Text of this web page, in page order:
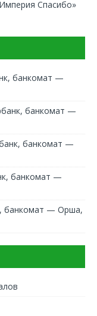
Спасибо»
банкомат —
банкомат —
банкомат —
банкомат —
банкомат — Орша,